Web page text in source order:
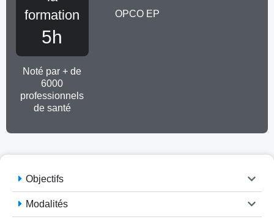
formation
5h
Noté par + de
6000
professionnels
de santé
OPCO EP
Objectifs
Modalités